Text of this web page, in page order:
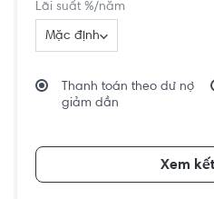
Lãi suất %/năm
Mặc định
Thanh toán theo dư nợ
giảm dần
Xem